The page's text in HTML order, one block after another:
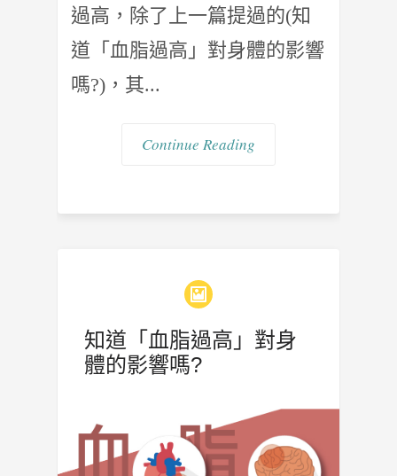
過高，除了上一篇提過的(知
道「血脂過高」對身體的影響
嗎?)，其...
Continue Reading
知道「血脂過高」對身
體的影響嗎?